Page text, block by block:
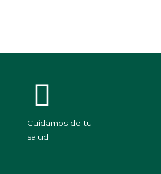
Cuidamos de tu
salud